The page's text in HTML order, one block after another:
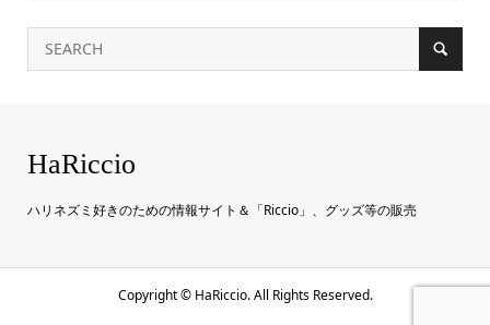
HaRiccio
ハリネズミ好きのための情報サイト＆「Riccio」、グッズ等の販売
Copyright ©HaRiccio. All Rights Reserved.